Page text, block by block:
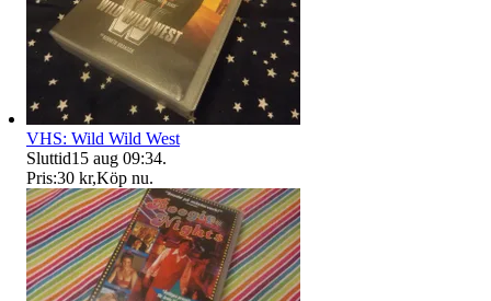
VHS: Wild Wild West
Sluttid15 aug 09:34.
Pris:30 kr,Köp nu.